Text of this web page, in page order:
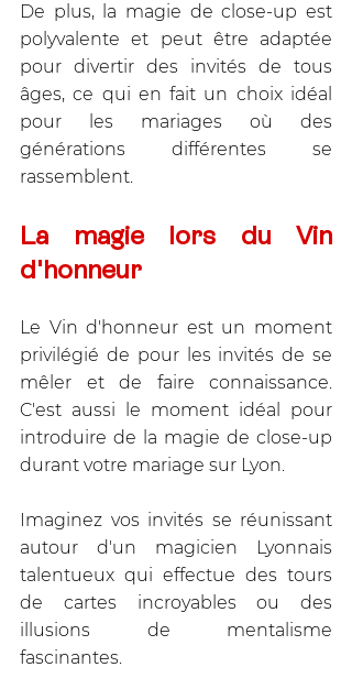
De plus, la magie de close-up est
polyvalente et peut être adaptée
pour divertir des invités de tous
âges, ce qui en fait un choix idéal
pour les mariages où des
générations différentes se
rassemblent.
La magie lors du Vin
d'honneur
Le Vin d'honneur est un moment
privilégié de pour les invités de se
mêler et de faire connaissance.
C'est aussi le moment idéal pour
introduire de la magie de close-up
durant votre mariage sur Lyon.
Imaginez vos invités se réunissant
autour d'un magicien Lyonnais
talentueux qui effectue des tours
de cartes incroyables ou des
illusions de mentalisme
fascinantes.